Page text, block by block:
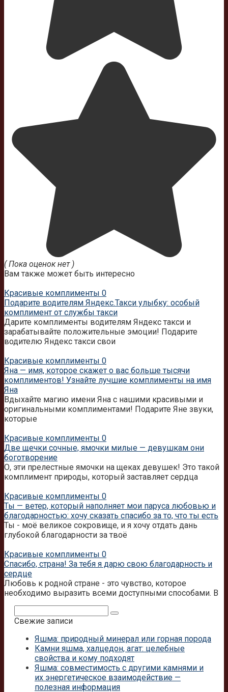
( Пока оценок нет )
Вам также может быть интересно
Красивые комплименты 0
Подарите водителям Яндекс.Такси улыбку: особый
комплимент от службы такси
Дарите комплименты водителям Яндекс такси и
зарабатывайте положительные эмоции! Подарите
водителю Яндекс такси свои
Красивые комплименты 0
Яна — имя, которое скажет о вас больше тысячи
комплиментов! Узнайте лучшие комплименты на имя
Яна
Вдыхайте магию имени Яна с нашими красивыми и
оригинальными комплиментами! Подарите Яне звуки,
которые
Красивые комплименты 0
Две щечки сочные, ямочки милые — девушкам они
боготворение
О, эти прелестные ямочки на щеках девушек! Это такой
комплимент природы, который заставляет сердца
Красивые комплименты 0
Ты — ветер, который наполняет мои паруса любовью и
благодарностью: хочу сказать спасибо за то, что ты есть
Ты - моё великое сокровище, и я хочу отдать дань
глубокой благодарности за твоё
Красивые комплименты 0
Спасибо, страна! За тебя я дарю свою благодарность и
сердце
Любовь к родной стране - это чувство, которое
необходимо выразить всеми доступными способами. В
Свежие записи
Яшма: природный минерал или горная порода
Камни яшма, халцедон, агат: целебные
свойства и кому подходят
Яшма: совместимость с другими камнями и
их энергетическое взаимодействие —
полезная информация